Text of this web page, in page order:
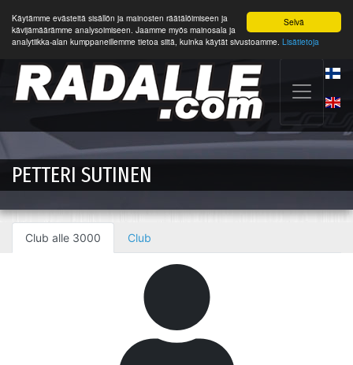
Selvä
Käytämme evästeitä sisällön ja mainosten räätälöimiseen ja
kävijämäärämme analysoimiseen. Jaamme myös mainosala ja
analytiikka-alan kumppaneillemme tietoa siitä, kuinka käytät sivustoamme. Lisätietoja
PETTERI SUTINEN
Club alle 3000 Club